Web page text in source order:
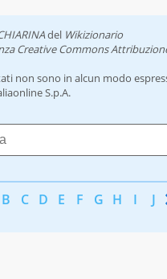
del Wikizionario
Creative Commons
non sono in alcun modo
S.p.A.
B C D E F G H I J